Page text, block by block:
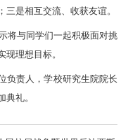
是相互交流、收获友谊。
将与同学们一起积极面对挑
理想目标。
负责人，学校研究生院院长
礼。